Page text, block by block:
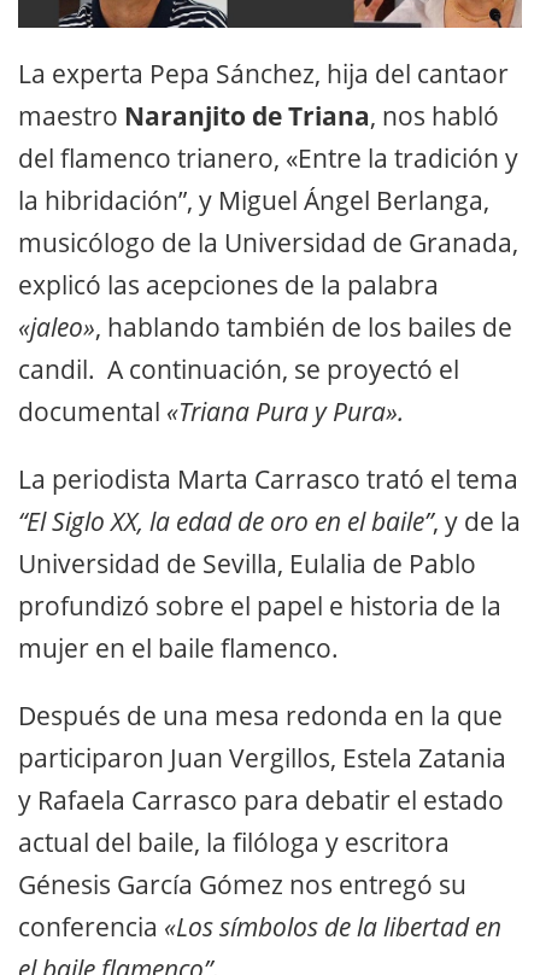
La experta Pepa Sánchez, hija del cantaor
maestro Naranjito de Triana, nos habló
del flamenco trianero, «Entre la tradición y
la hibridación”, y Miguel Ángel Berlanga,
musicólogo de la Universidad de Granada,
explicó las acepciones de la palabra
«jaleo», hablando también de los bailes de
candil. A continuación, se proyectó el
documental «Triana Pura y Pura».
La periodista Marta Carrasco trató el tema
“El Siglo XX, la edad de oro en el baile”, y de la
Universidad de Sevilla, Eulalia de Pablo
profundizó sobre el papel e historia de la
mujer en el baile flamenco.
Después de una mesa redonda en la que
participaron Juan Vergillos, Estela Zatania
y Rafaela Carrasco para debatir el estado
actual del baile, la filóloga y escritora
Génesis García Gómez nos entregó su
conferencia «Los símbolos de la libertad en